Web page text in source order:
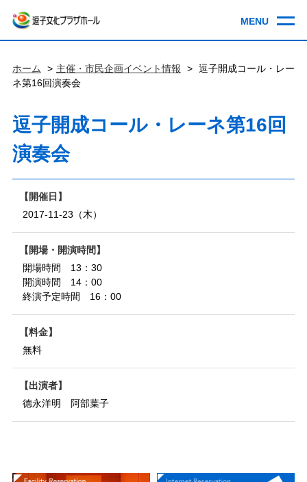
ホーム 主催・市民企画イベント情報
逗子開成コール・レー
ネ第16回演奏会
逗子開成コール・レーネ第16回
演奏会
開催日
2017-11-23（木）
開場・開演時間
開場時間 13：30
開演時間 14：00
終演予定時間 16：00
料金
無料
出演者
德永洋明 阿部葉子